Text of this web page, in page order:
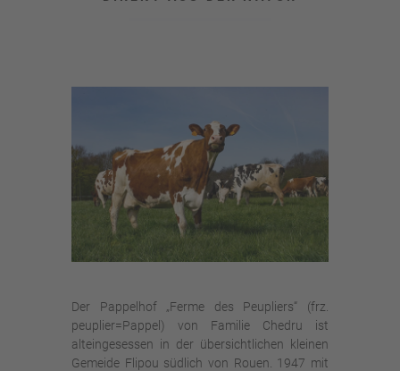
Der Pappelhof „Ferme des Peupliers“ (frz.
peuplier=Pappel) von Familie Chedru ist
alteingesessen in der übersichtlichen kleinen
Gemeide Flipou südlich von Rouen. 1947 mit